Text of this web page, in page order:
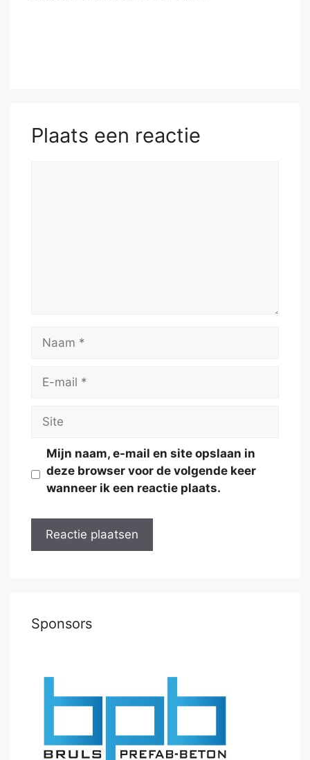
Plaats een reactie
Naam
Site
Mijn naam, e-mail en site opslaan in
deze browser voor de volgende keer
wanneer ik een reactie plaats.
Sponsors